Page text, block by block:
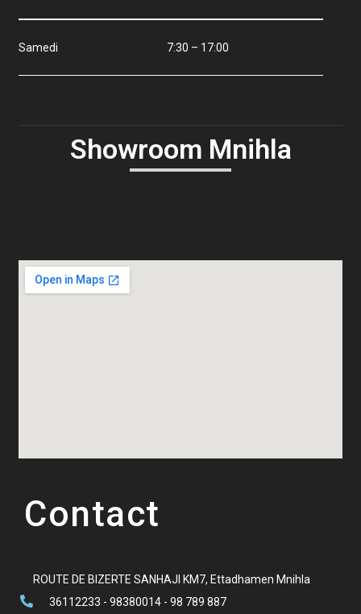
Samedi 7:30 – 17:00
Showroom Mnihla
Contact
ROUTE DE BIZERTE SANHAJI KM7, Ettadhamen Mnihla
36112233 - 98380014 - 98 789 887